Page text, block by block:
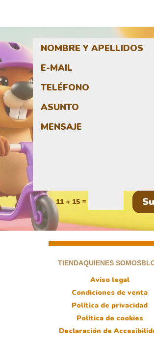
11 + 15=
TIENDAQUIENES SOMOS
Aviso legal
Condiciones de venta
Política de privacidad
Política de cookies
Declaración de